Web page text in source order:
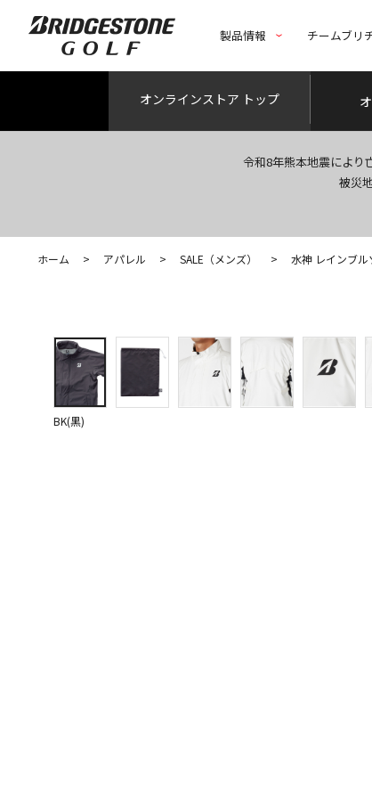
製品情報 チームブリ
オンラインストア トップ
令和8年熊本地震により
被災
ホーム > アパレル > SALE（メンズ） > 水神 レインブル
BK(黒)